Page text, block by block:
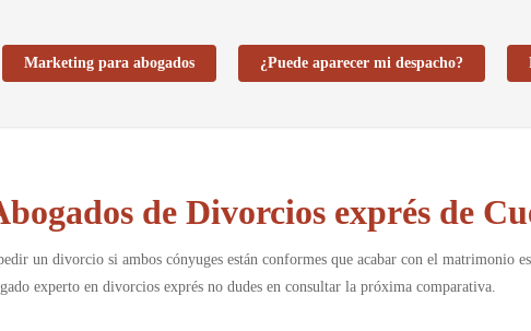
Marketing para abogados ¿Puede aparecer mi despacho?
de Divorcios exprés de
un divorcio si ambos cónyuges están conformes que acabar con el matrimonio
experto en divorcios exprés no dudes en consultar la próxima comparativa.